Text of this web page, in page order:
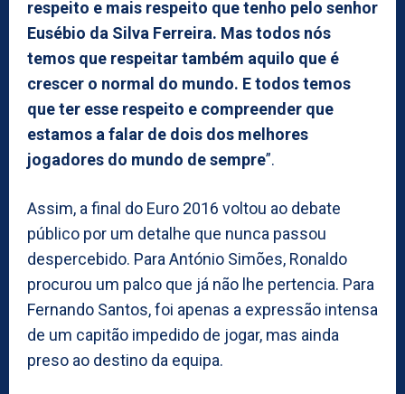
respeito e mais respeito que tenho pelo senhor
Eusébio da Silva Ferreira. Mas todos nós
temos que respeitar também aquilo que é
crescer o normal do mundo. E todos temos
que ter esse respeito e compreender que
estamos a falar de dois dos melhores
jogadores do mundo de sempre”.
Assim, a final do Euro 2016 voltou ao debate
público por um detalhe que nunca passou
despercebido. Para António Simões, Ronaldo
procurou um palco que já não lhe pertencia. Para
Fernando Santos, foi apenas a expressão intensa
de um capitão impedido de jogar, mas ainda
preso ao destino da equipa.